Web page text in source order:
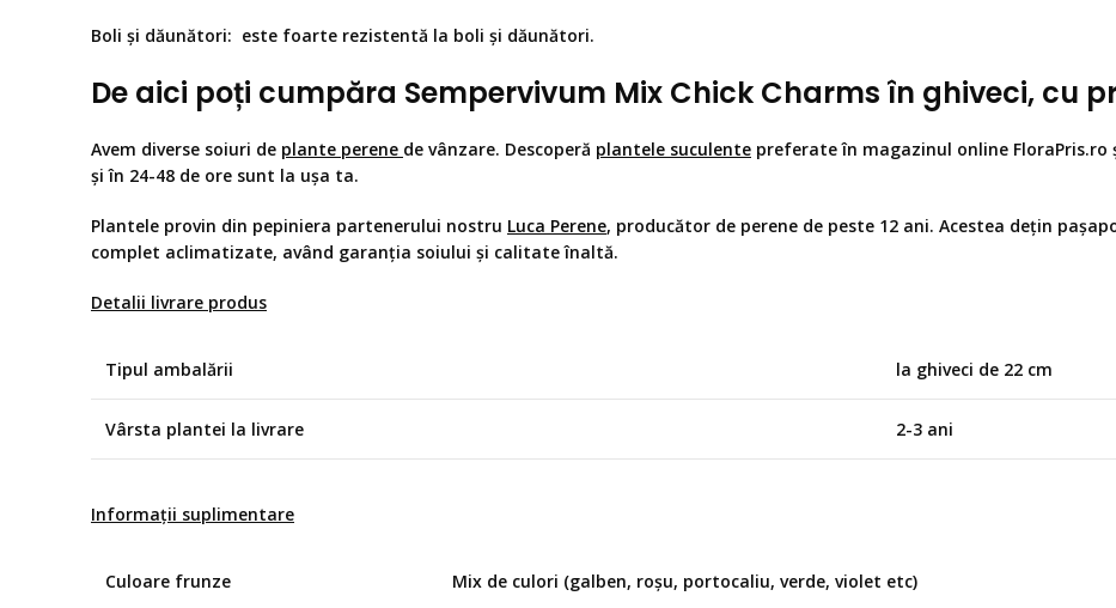
Boli și dăunători: este foarte rezistentă la boli și dăunători.
De aici poți cumpăra Sempervivum Mix Chick Charms în ghiveci, cu
Avem diverse soiuri de plante perene de vânzare. Descoperă plantele suculente preferate în magazinul online FloraPris.ro
și în 24-48 de ore sunt la ușa ta.
Plantele provin din pepiniera partenerului nostru Luca Perene, producător de perene de peste 12 ani. Acestea dețin
complet aclimatizate, având garanția soiului și calitate înaltă.
Detalii livrare produs
Tipul ambalării la ghiveci de 22 cm
Vârsta plantei la livrare 2-3 ani
Informații suplimentare
Culoare frunze Mix de culori (galben, roșu, portocaliu, verde, violet etc)